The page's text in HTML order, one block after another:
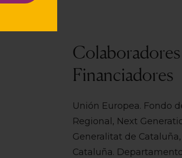
Financiadores
Unión Europea. Fondo
Regional, Next
Generalitat de
Cataluña.